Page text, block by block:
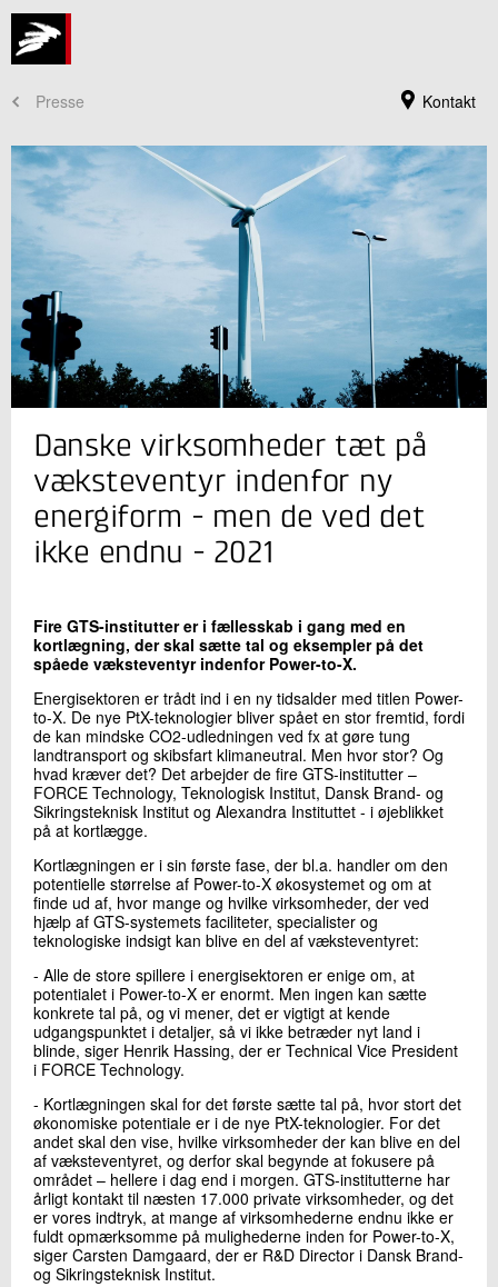
Kontakt
Presse
Jeg er din kontaktperson
David Tveit
Direktør
Energi og Klima
+45 72 20 32 43
Send e-mail
Skriv til mig
Danske virksomheder tæt på
væksteventyr indenfor ny
energiform - men de ved det
ikke endnu - 2021
Fire GTS-institutter er i fællesskab i gang med en
kortlægning, der skal sætte tal og eksempler på det
spåede væksteventyr indenfor Power-to-X.
Energisektoren er trådt ind i en ny tidsalder med titlen Power-
to-X. De nye PtX-teknologier bliver spået en stor fremtid, fordi
de kan mindske CO2-udledningen ved fx at gøre tung
landtransport og skibsfart klimaneutral. Men hvor stor? Og
hvad kræver det? Det arbejder de fire GTS-institutter –
FORCE Technology, Teknologisk Institut, Dansk Brand- og
Sikringsteknisk Institut og Alexandra Instituttet - i øjeblikket
på at kortlægge.
Kortlægningen er i sin første fase, der bl.a. handler om den
potentielle størrelse af Power-to-X økosystemet og om at
finde ud af, hvor mange og hvilke virksomheder, der ved
hjælp af GTS-systemets faciliteter, specialister og
teknologiske indsigt kan blive en del af væksteventyret:
- Alle de store spillere i energisektoren er enige om, at
potentialet i Power-to-X er enormt. Men ingen kan sætte
konkrete tal på, og vi mener, det er vigtigt at kende
udgangspunktet i detaljer, så vi ikke betræder nyt land i
blinde, siger Henrik Hassing, der er Technical Vice President
i FORCE Technology.
- Kortlægningen skal for det første sætte tal på, hvor stort det
økonomiske potentiale er i de nye PtX-teknologier. For det
andet skal den vise, hvilke virksomheder der kan blive en del
af væksteventyret, og derfor skal begynde at fokusere på
området – hellere i dag end i morgen. GTS-institutterne har
årligt kontakt til næsten 17.000 private virksomheder, og det
er vores indtryk, at mange af virksomhederne endnu ikke er
fuldt opmærksomme på mulighederne inden for Power-to-X,
siger Carsten Damgaard, der er R&D Director i Dansk Brand-
og Sikringsteknisk Institut.